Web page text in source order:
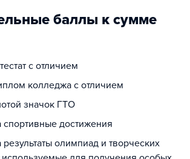
баллы к сумме
с отличием
колледжа с отличием
значок ГТО
спортивные достижения
результаты олимпиад и творческих